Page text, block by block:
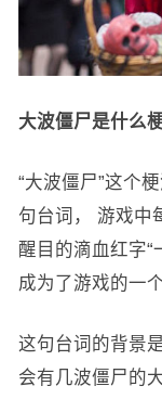
大波僵尸是什么
‌“大波僵尸”这个
句台词，‌ 游戏中
醒目的滴血红字“
成为了游戏的一
这句台词的背景
会有几波僵尸的